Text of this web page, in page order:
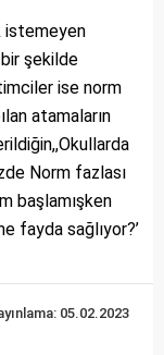
istemeyen
şekilde
ise norm
atamaların
Norm fazlası
başlamışken
fayda sağlıyor?’
05.02.2023